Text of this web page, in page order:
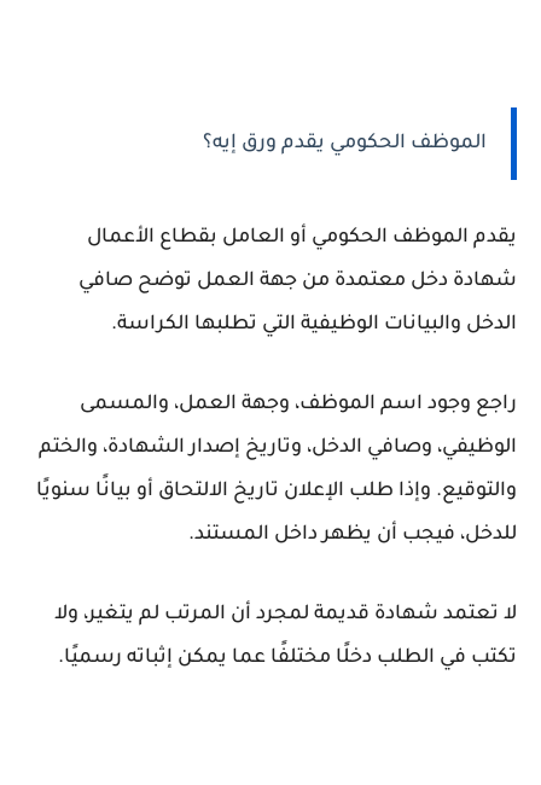
الموظف الحكومي يقدم ورق إيه؟
يقدم الموظف الحكومي أو العامل بقطاع الأعمال
شهادة دخل معتمدة من جهة العمل توضح صافي
الدخل والبيانات الوظيفية التي تطلبها الكراسة.
راجع وجود اسم الموظف، وجهة العمل، والمسمى
الوظيفي، وصافي الدخل، وتاريخ إصدار الشهادة، والختم
والتوقيع. وإذا طلب الإعلان تاريخ الالتحاق أو بيانًا سنويًا
للدخل، فيجب أن يظهر داخل المستند.
لا تعتمد شهادة قديمة لمجرد أن المرتب لم يتغير، ولا
تكتب في الطلب دخلًا مختلفًا عما يمكن إثباته رسميًا.